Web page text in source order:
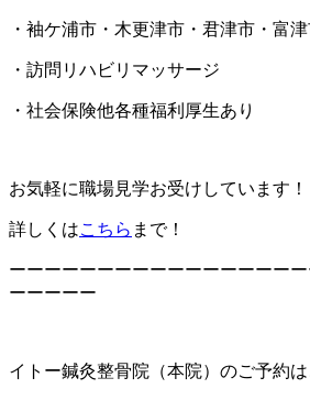
・袖ケ浦市・木更津市・君津市・富
・訪問リハビリマッサージ
・社会保険他各種福利厚生あり
お気軽に職場見学お受けしています！
詳しくはこちら まで！
ーーーーーーーーーーーーーーーー
ーーーーー
イトー鍼灸整骨院（本院）のご予約